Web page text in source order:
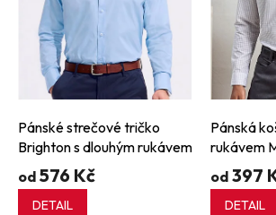
Pánské strečové tričko
Brighton s dlouhým rukávem
od 576 Kč
DETAIL
Pánská
rukávem
od 397
DETAIL